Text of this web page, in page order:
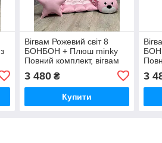
Вігвам Рожевий світ 8
БОНБОН + Плюш minky
Повний комплект, вігвам
для дівчинки, вігвам для
дітей, дитячий вігвам,
дитяча палатка
3 480₴
Купити
3